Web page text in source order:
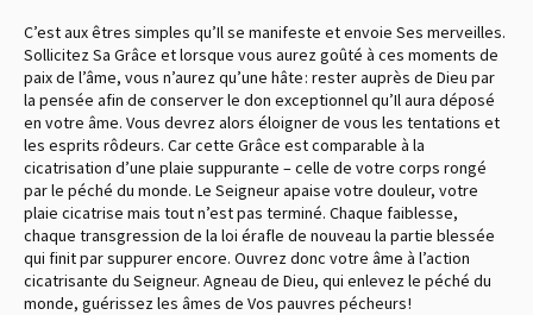
C’est aux êtres simples qu’Il se manifeste et envoie Ses merveilles.
Sollicitez Sa Grâce et lorsque vous aurez goûté à ces moments de
paix de l’âme, vous n’aurez qu’une hâte : rester auprès de Dieu par
la pensée afin de conserver le don exceptionnel qu’Il aura déposé
en votre âme. Vous devrez alors éloigner de vous les tentations et
les esprits rôdeurs. Car cette Grâce est comparable à la
cicatrisation d’une plaie suppurante – celle de votre corps rongé
par le péché du monde. Le Seigneur apaise votre douleur, votre
plaie cicatrise mais tout n’est pas terminé. Chaque faiblesse,
chaque transgression de la loi érafle de nouveau la partie blessée
qui finit par suppurer encore. Ouvrez donc votre âme à l’action
cicatrisante du Seigneur. Agneau de Dieu, qui enlevez le péché du
monde, guérissez les âmes de Vos pauvres pécheurs !